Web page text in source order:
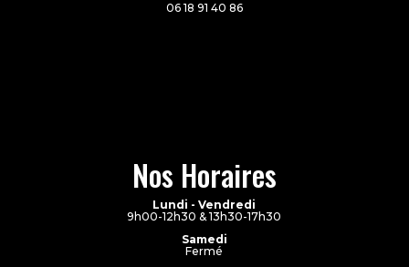
06 18 91 40 86
Nos Horaires
Lundi - Vendredi
9h00-12h30 & 13h30-17h30
Samedi
Fermé